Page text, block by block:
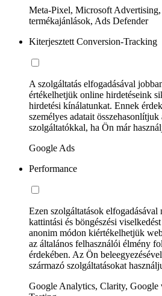
Meta-Pixel, Microsoft
termékajánlások, Ads Defender
Kiterjesztett Conversion-Tracking
A szolgáltatás elfogadásával
értékelhetjük online hirdetéseink
hirdetési kínálatunkat. Ennek
személyes adatait
szolgáltatókkal, ha Ön már
Google Ads
Performance
Ezen szolgáltatások
kattintási és böngészési
anonim módon kiértékelhetjük
az általános felhasználói élmény
érdekében. Az Ön
származó szolgáltatásokat
Google Analytics, Clarity, Google